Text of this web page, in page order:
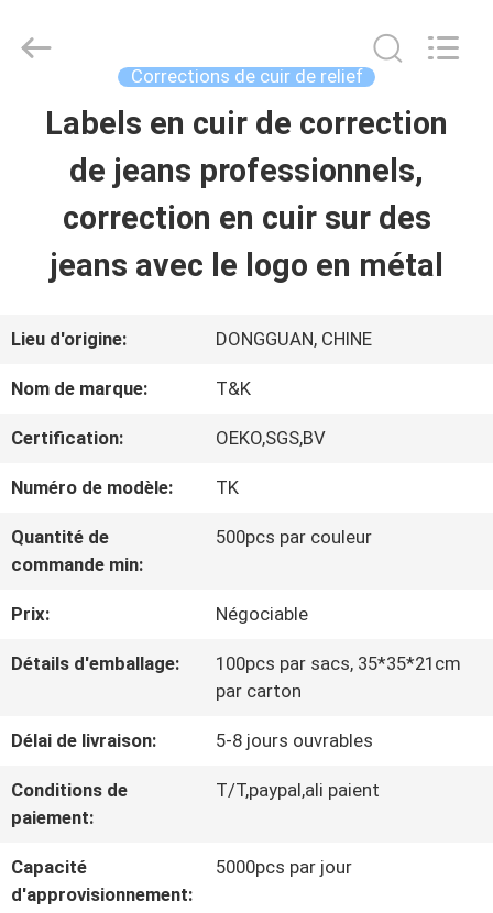
APERÇU
PRODUITS
PROPOS
DE
NOUS
VISITE
D'USINE
CONTRÔLE
DE
LA
QUALITÉ
CONTACT
T&K
Corrections de cuir de relief
Labels en cuir de correction
de jeans professionnels,
correction en cuir sur des
jeans avec le logo en métal
Lieu d'origine: DONGGUAN, CHINE
Nom de marque: T&K
Certification: OEKO,SGS,BV
Numéro de modèle: TK
Quantité de
commande min:
500pcs par couleur
Prix: Négociable
Détails d'emballage:
100pcs par sacs, 35*35*21cm
par carton
Délai de livraison: 5-8 jours ouvrables
Conditions de
paiement:
T/T,paypal,ali paient
Capacité
d'approvisionnement:
5000pcs par jour